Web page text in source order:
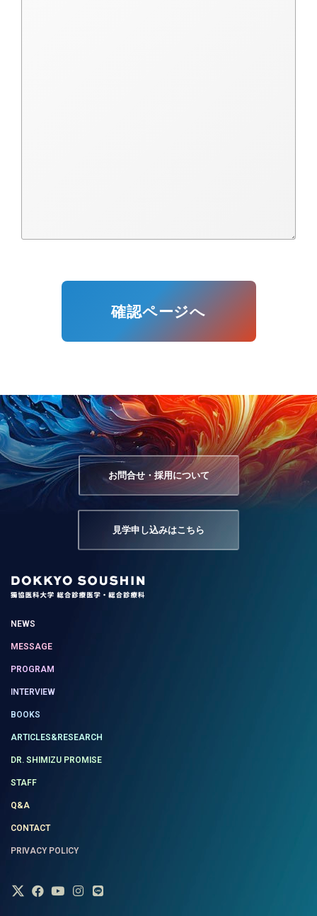
お問合せ・採用について
見学申し込みはこちら
NEWS
MESSAGE
PROGRAM
INTERVIEW
BOOKS
ARTICLES&RESEARCH
DR. SHIMIZU PROMISE
STAFF
Q&A
CONTACT
PRIVACY POLICY